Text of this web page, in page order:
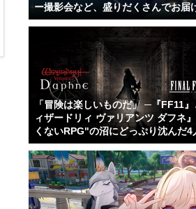
ー撮影会など、盛りだくさんでお届
「冒険は楽しいものだ」 ─『FF11
ィザードリィ ヴァリアンツ ダフネ
くないRPG"の沼にどっぷり沈んだ4